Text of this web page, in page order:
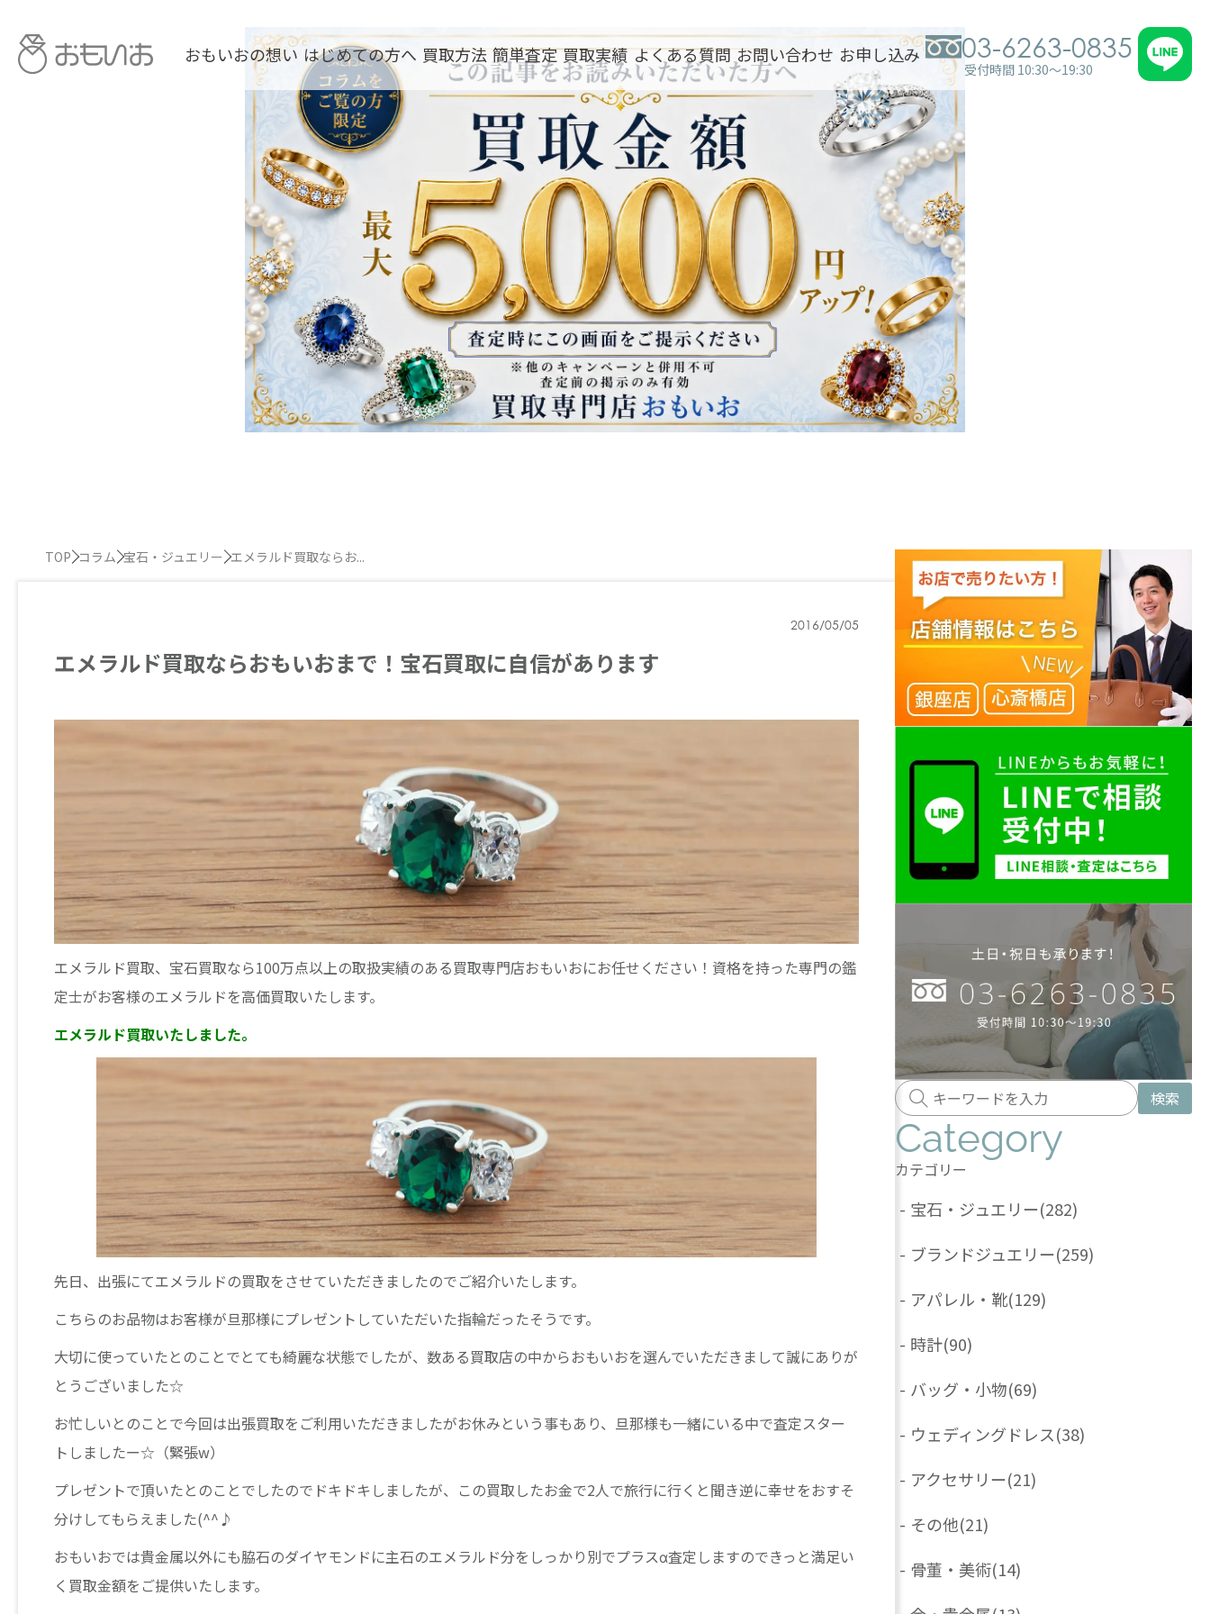
おもいおの想い はじめての方へ 買取方法 簡単査定 買取実績 よくある質問 お問い合わせ お申し込み 03-6263-0835
受付時間 10:30～19:30
TOP コラム 宝石・ジュエリー エメラルド買取ならお...
2016/05/05
エメラルド買取ならおもいおまで！宝石買取に自信があります
エメラルド買取、宝石買取なら100万点以上の取扱実績のある買取専門店おもいおにお任せください！資格を持った専門の鑑
定士がお客様のエメラルドを高価買取いたします。
エメラルド買取いたしました。
先日、出張にてエメラルドの買取をさせていただきましたのでご紹介いたします。
こちらのお品物はお客様が旦那様にプレゼントしていただいた指輪だったそうです。
大切に使っていたとのことでとても綺麗な状態でしたが、数ある買取店の中からおもいおを選んでいただきまして誠にありが
とうございました☆
お忙しいとのことで今回は出張買取をご利用いただきましたがお休みという事もあり、旦那様も一緒にいる中で査定スター
トしましたー☆（緊張w）
プレゼントで頂いたとのことでしたのでドキドキしましたが、この買取したお金で2人で旅行に行くと聞き逆に幸せをおすそ
分けしてもらえました(^^♪
おもいおでは貴金属以外にも脇石のダイヤモンドに主石のエメラルド分をしっかり別でプラスα査定しますのできっと満足い
く買取金額をご提供いたします。
検索
Category
カテゴリー
- 宝石・ジュエリー(282)
- ブランドジュエリー(259)
- アパレル・靴(129)
- 時計(90)
- バッグ・小物(69)
- ウェディングドレス(38)
- アクセサリー(21)
- その他(21)
- 骨董・美術(14)